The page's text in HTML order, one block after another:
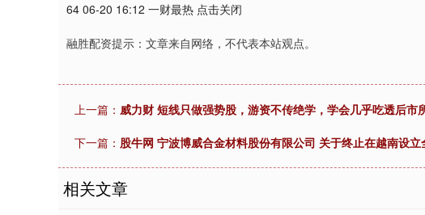
64 06-20 16:12 一财最热 点击关闭
融胜配资提示：文章来自网络，不代表本站观点。
上一篇： 威力财 短线只做强势股，游资不传绝学，学会几乎吃透后市
下一篇： 股牛网 宁波博威合金材料股份有限公司 关于终止在越南设
相关文章